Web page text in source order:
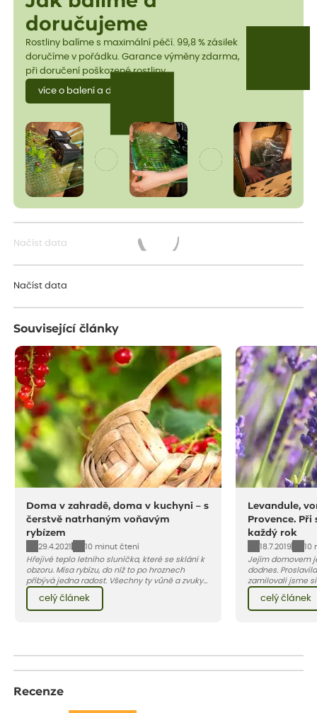
doručujeme
Rostliny balíme s maximální péčí. 99,8 % zásilek
doručíme v pořádku. Garance výměny zdarma,
při doručení poškozené rostliny.
více o balení a dopravě
Načíst data
Načíst data
Související články
Doma v zahradě, doma v kuchyni – s
čerstvě natrhaným voňavým
rybízem
29.4.2021
10 minut čtení
Hřejivé teplo letního sluníčka, které se sklání k
obzoru. Mísa rybízu, do níž to po hroznech
přibývá jedna radost. Všechny ty vůně a zvuky
červencové zahrady. Sklizeň rybízu do kuchyně
vnese neuvěřitelný klid a radost. A taky trochu
bezstarostnosti dětství při mlsání babiččina
celý článek
Levandule,
Provence.
každý rok
18.7.2019
10
Jejím domovem
dodnes.
zamilovali jsme
Evropy. Koneckonců, i Petr Hapka
slavnou písničku
zpěvačky Hany
celý článek
Recenze